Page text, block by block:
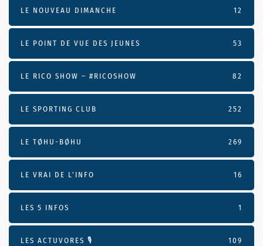
LE NOUVEAU DIMANCHE 12
LE POINT DE VUE DES JEUNES 53
LE RICO SHOW – #RICOSHOW 82
LE SPORTING CLUB 252
LE TØHU-BØHU 269
LE VRAI DE L’INFO 16
LES 5 INFOS 1
LES ACTUVORES 🎙 109